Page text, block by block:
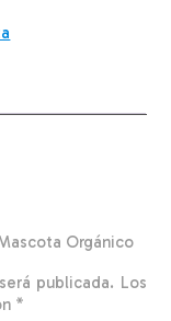
Orgánico
publicada. Los
*